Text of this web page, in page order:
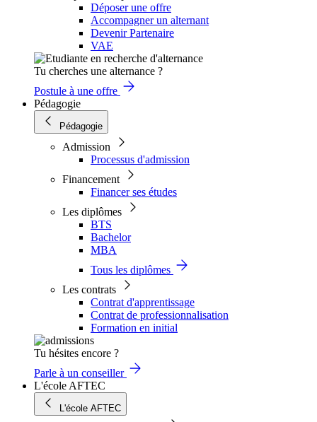
Déposer une offre
Accompagner un alternant
Devenir Partenaire
VAE
Tu cherches une alternance ?
Postule à une offre
Pédagogie
Pédagogie
Admission
Processus d'admission
Financement
Financer ses études
Les diplômes
BTS
Bachelor
MBA
Tous les diplômes
Les contrats
Contrat d'apprentissage
Contrat de professionnalisation
Formation en initial
Tu hésites encore ?
Parle à un conseiller
L'école AFTEC
L'école AFTEC